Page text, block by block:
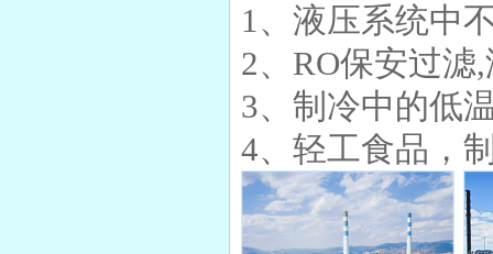
1、液压系统中
2、RO保安过滤
3、制冷中的低
4、轻工食品，